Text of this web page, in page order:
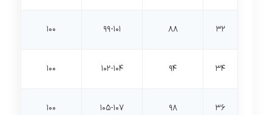
32
88
99-101
100
34
94
102-104
100
36
98
105-107
100